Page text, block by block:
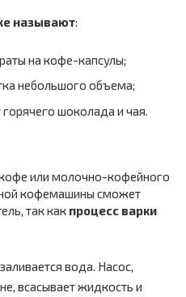
называют:
на кофе-капсулы;
небольшого объема;
горячего шоколада и чая.
или молочно-кофейного
кофемашины сможет
так как процесс варки
вода. Насос,
всасывает жидкость и